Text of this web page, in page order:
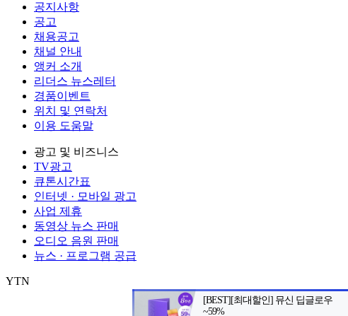
공지사항
공고
채용공고
채널 안내
앵커 소개
리더스 뉴스레터
경품이벤트
위치 및 연락처
이용 도움말
광고 및 비즈니스
TV광고
큐톤시간표
인터넷 · 모바일 광고
사업 제휴
동영상 뉴스 판매
오디오 음원 판매
뉴스 · 프로그램 공급
YTN
서울특별시 마포구 상암산로 76 (상암동) 대표전화: 02-
서울특별시 마포구 상암산로 76 (상암동) 등록번호: 서울, 아